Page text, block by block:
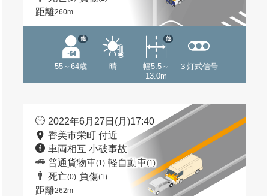
距離260m
55～64歳
他
晴
幅5.5～
13.0m
他
３灯式信号
2022年6月27日(月)17:40
香美市栄町 付近
車両相互 小破事故
普通貨物車(1) 軽自動車(1)
死亡(0) 負傷(1)
距離262m